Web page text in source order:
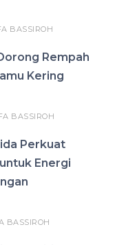
BASSIROH
Rempah
Kering
BASSIROH
Perkuat
Energi
BASSIROH